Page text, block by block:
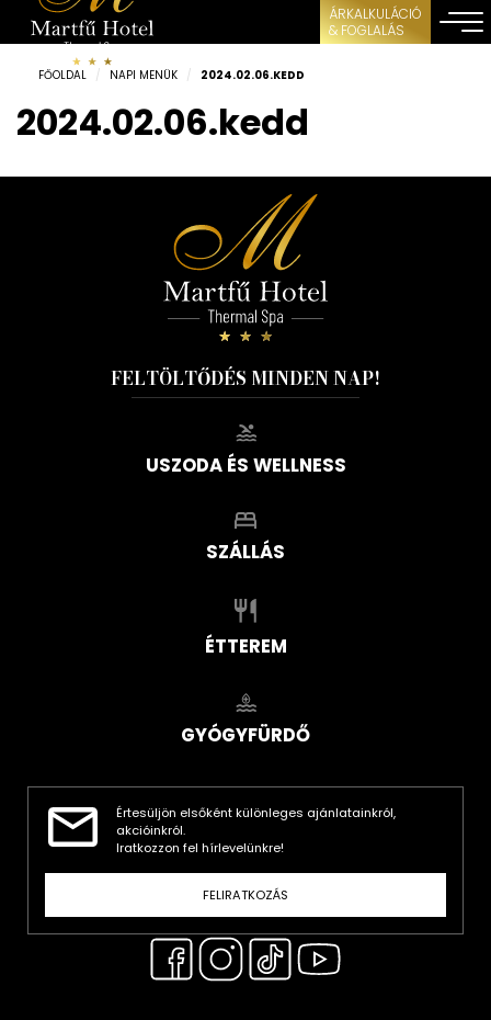
ÁRKALKULÁCIÓ
& FOGLALÁS
FŐOLDAL / NAPI MENÜK / 2024.02.06.KEDD
2024.02.06.kedd
FELTÖLTŐDÉS MINDEN NAP!
USZODA ÉS WELLNESS
SZÁLLÁS
ÉTTEREM
GYÓGYFÜRDŐ
Értesüljön elsőként különleges ajánlatainkról,
akcióinkról.
Iratkozzon fel hírlevelünkre!
FELIRATKOZÁS